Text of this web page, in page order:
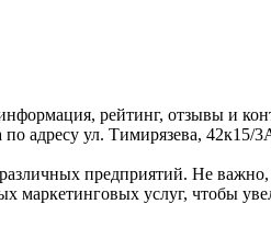
рейтинг, отзывы и
адресу ул. Тимирязева, 42к15/
предприятий. Не
маркетинговых услуг, чтобы